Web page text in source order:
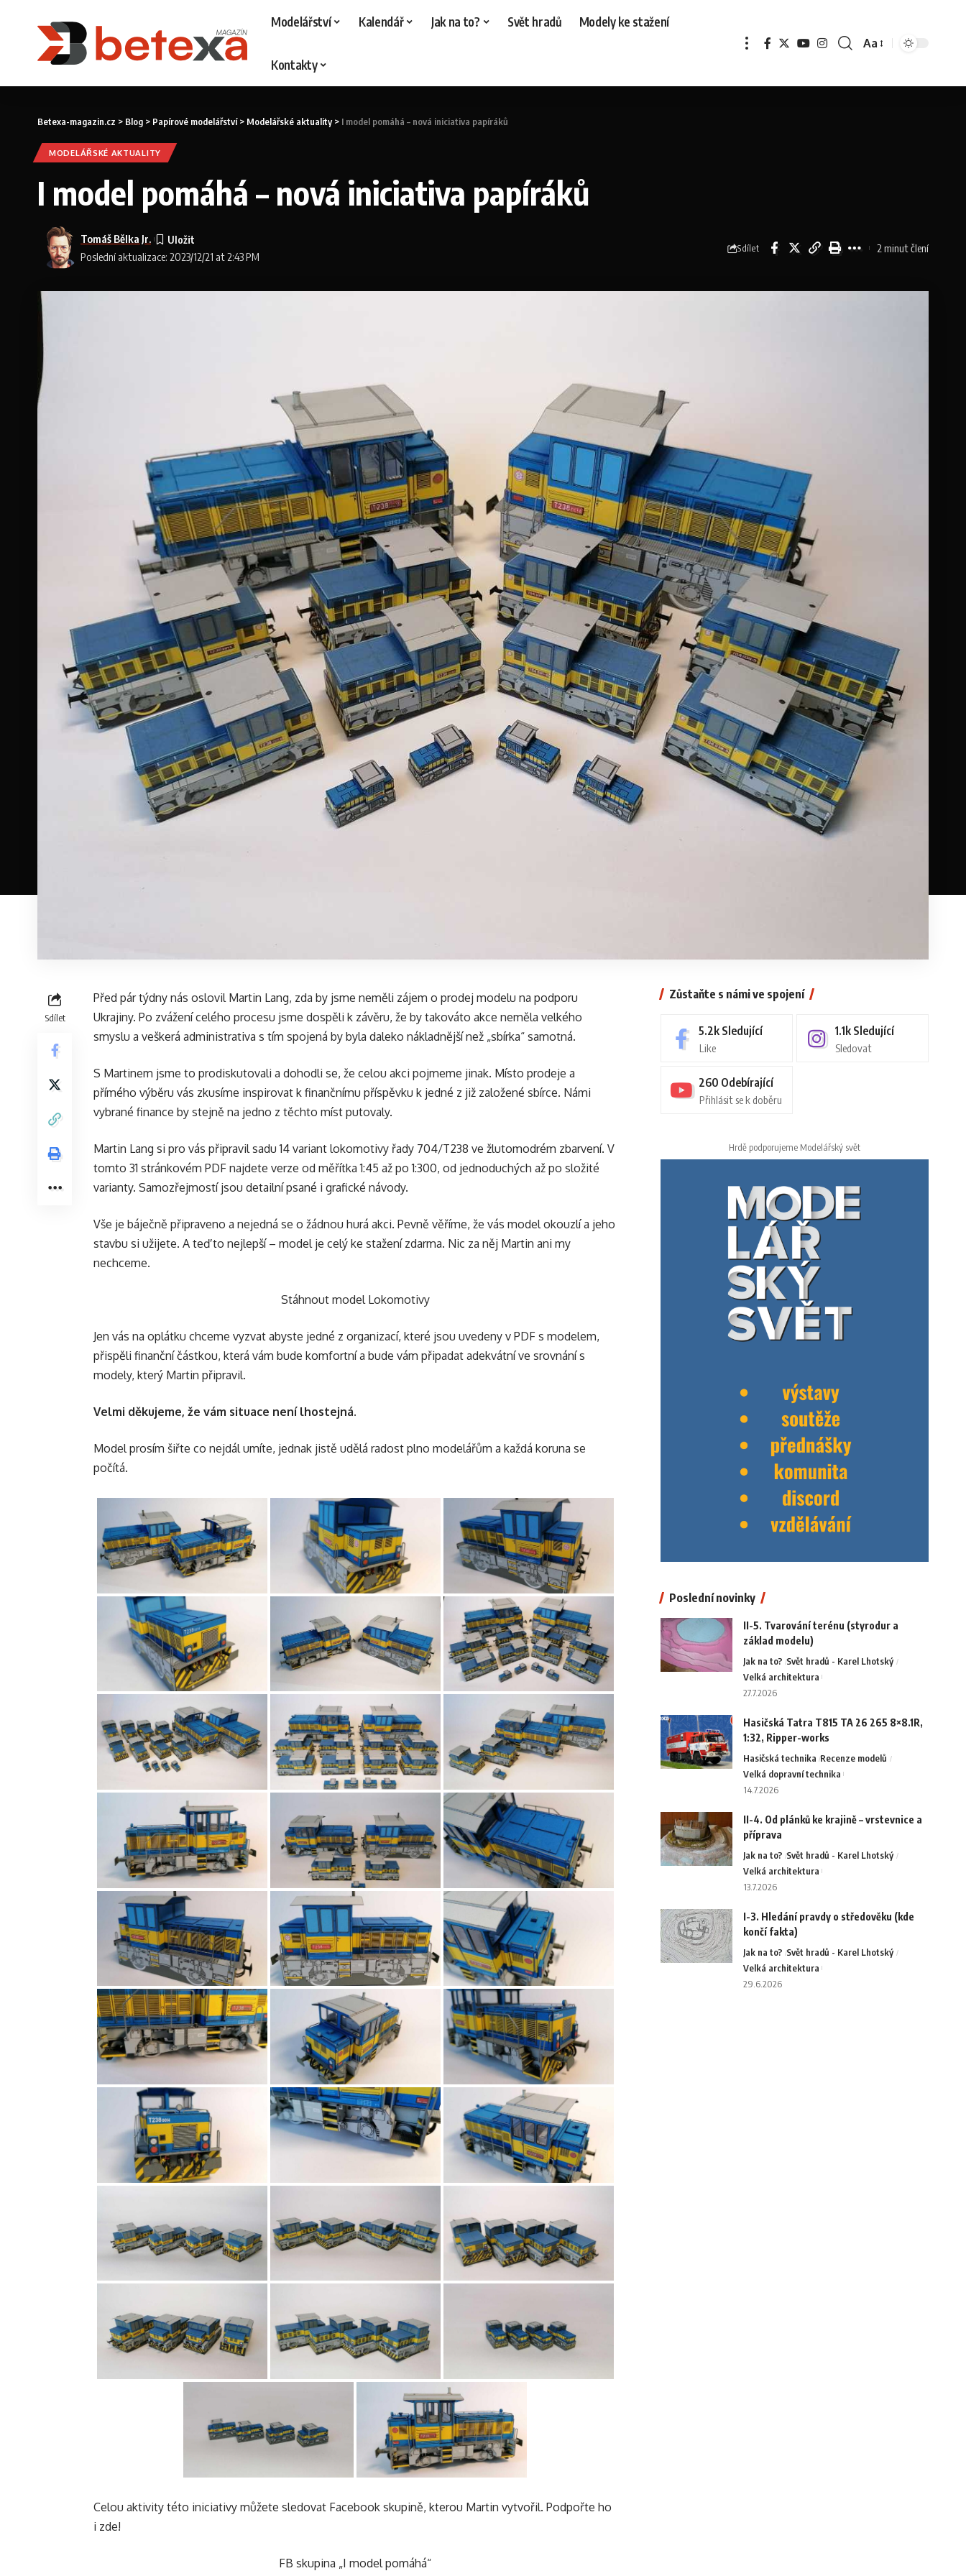
Modelářství Kalendář Jak na to? Svět hradů Modely ke stažení
Kontakty
Aa
Betexa-magazin.cz > Blog > Papírové modelářství> Modelářské aktuality> I model pomáhá – nová iniciativa papíráků
MODELÁŘSKÉ AKTUALITY
I model pomáhá – nová iniciativa papíráků
Poslední aktualizace: 2023/12/21 at 2:43 PM
Tomáš Bělka Jr.
Sdílet 2 minut člení
Sdílet
Před pár týdny nás oslovil Martin Lang, zda by jsme neměli zájem o prodej modelu na podporu
Ukrajiny. Po zvážení celého procesu jsme dospěli k závěru, že by takováto akce neměla velkého
smyslu a veškerá administrativa s tím spojená by byla daleko nákladnější než „sbírka“ samotná.
S Martinem jsme to prodiskutovali a dohodli se, že celou akci pojmeme jinak. Místo prodeje a
přímého výběru vás zkusíme inspirovat k finančnímu příspěvku k jedné z již založené sbírce. Námi
vybrané finance by stejně na jedno z těchto míst putovaly.
Martin Lang si pro vás připravil sadu 14 variant lokomotivy řady 704/T238 ve žlutomodrém zbarvení. V
tomto 31 stránkovém PDF najdete verze od měřítka 1:45 až po 1:300, od jednoduchých až po složité
varianty. Samozřejmostí jsou detailní psané i grafické návody.
Vše je báječně připraveno a nejedná se o žádnou hurá akci. Pevně věříme, že vás model okouzlí a jeho
stavbu si užijete. A teď to nejlepší – model je celý ke stažení zdarma. Nic za něj Martin ani my
nechceme.
Stáhnout model Lokomotivy
Jen vás na oplátku chceme vyzvat abyste jedné z organizací, které jsou uvedeny v PDF s modelem,
přispěli finanční částkou, která vám bude komfortní a bude vám připadat adekvátní ve srovnání s
modely, který Martin připravil.
Velmi děkujeme, že vám situace není lhostejná.
Model prosím šiřte co nejdál umíte, jednak jistě udělá radost plno modelářům a každá koruna se
počítá.
Celou aktivity této iniciativy můžete sledovat Facebook skupině, kterou Martin vytvořil. Podpořte ho
i zde!
FB skupina „I model pomáhá“
Zůstaňte s námi ve spojení
5.2k Sledující
Like
1.1k Sledující
Sledovat
260 Odebírající
Přihlásit se k doběru
Hrdě podporujeme Modelářský svět
Poslední novinky
II-5. Tvarování terénu (styrodur a
základ modelu)
Jak na to? Svět hradů - Karel Lhotský
Velká architektura
27.7.2026
Hasičská Tatra T815 TA 26 265 8×8.1R,
1:32, Ripper-works
Hasičská technika Recenze modelů
Velká dopravní technika
14.7.2026
II-4. Od plánků ke krajině – vrstevnice a
příprava
Jak na to? Svět hradů - Karel Lhotský
Velká architektura
13.7.2026
I-3. Hledání pravdy o středověku (kde
končí fakta)
Jak na to? Svět hradů - Karel Lhotský
Velká architektura
29.6.2026